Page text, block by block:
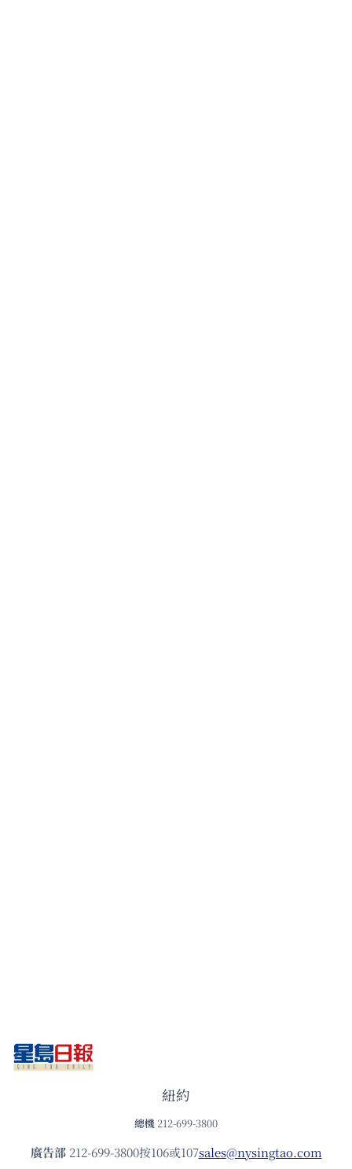
紐約
總機 212-699-3800
廣告部212-699-3800按106或107sales@nysingtao.com